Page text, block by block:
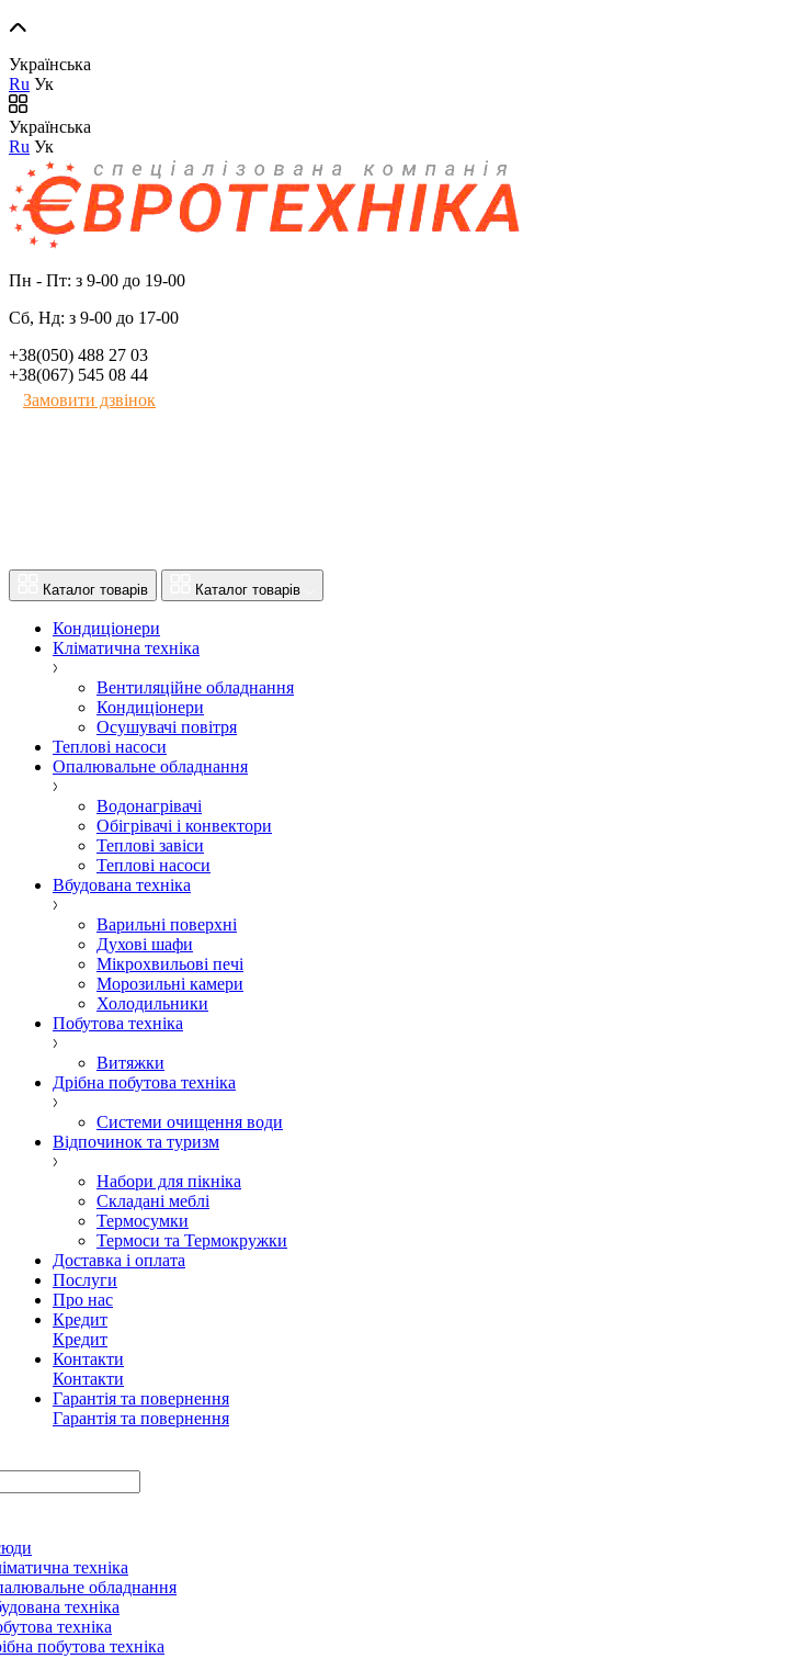
Українська
Ru Ук
Українська
Ru Ук
Пн - Пт: з 9-00 до 19-00
Сб, Нд: з 9-00 до 17-00
+38(050) 488 27 03
+38(067) 545 08 44
Замовити дзвінок
Каталог товарів Каталог товарів
Кондиціонери
Кліматична техніка
Вентиляційне обладнання
Кондиціонери
Осушувачі повітря
Теплові насоси
Опалювальне обладнання
Водонагрівачі
Обігрівачі і конвектори
Теплові завіси
Теплові насоси
Вбудована техніка
Варильні поверхні
Духові шафи
Мікрохвильові печі
Морозильні камери
Холодильники
Побутова техніка
Витяжки
Дрібна побутова техніка
Системи очищення води
Відпочинок та туризм
Набори для пікніка
Складані меблі
Термосумки
Термоси та Термокружки
Доставка і оплата
Послуги
Про нас
Кредит
Кредит
Контакти
Контакти
Гарантія та повернення
Гарантія та повернення
техніка
обладнання
техніка
техніка
побутова техніка